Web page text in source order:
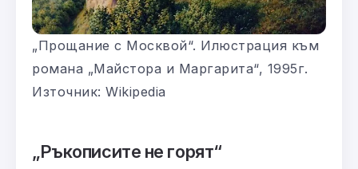
„Прощание с Москвой“. Илюстрация към
романа „Майстора и Маргарита“, 1995г.
Източник: Wikipedia
„Ръкописите не горят“